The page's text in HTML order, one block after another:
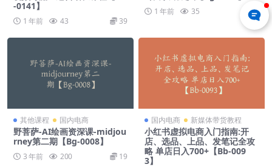
-0141】
1 年前 43 39
1 年前 35 39
其他课程 国内电商
野菩萨-AI绘画资深课-midjou
rney第二期【Bg-0008】
3 年前 200 19
国内电商 新媒体带货教程
小红书虚拟电商入门指南:开
店、选品、上品、发笔记全攻
略 单店日入700+【Bb-009
3】